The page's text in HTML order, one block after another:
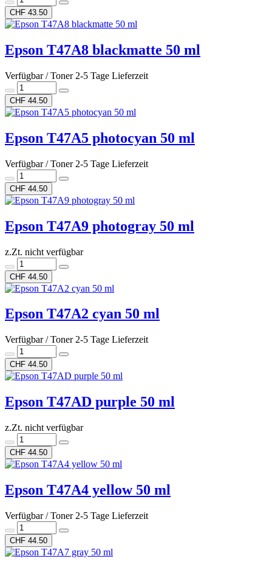
CHF 43.50
Epson T47A8 blackmatte 50 ml
Verfügbar / Toner 2-5 Tage Lieferzeit
CHF 44.50
Epson T47A5 photocyan 50 ml
Verfügbar / Toner 2-5 Tage Lieferzeit
CHF 44.50
Epson T47A9 photogray 50 ml
z.Zt. nicht verfügbar
CHF 44.50
Epson T47A2 cyan 50 ml
Verfügbar / Toner 2-5 Tage Lieferzeit
CHF 44.50
Epson T47AD purple 50 ml
z.Zt. nicht verfügbar
CHF 44.50
Epson T47A4 yellow 50 ml
Verfügbar / Toner 2-5 Tage Lieferzeit
CHF 44.50